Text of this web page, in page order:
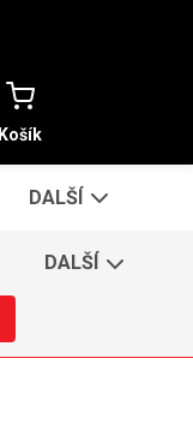
Košík
DALŠÍ
DALŠÍ